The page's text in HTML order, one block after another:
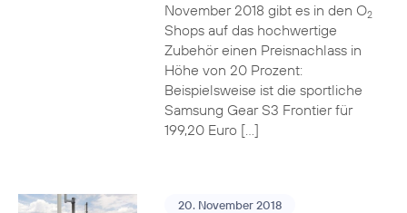
November 2018 gibt es in den O2
Shops auf das hochwertige
Zubehör einen Preisnachlass in
Höhe von 20 Prozent:
Beispielsweise ist die sportliche
Samsung Gear S3 Frontier für
199,20 Euro […]
20. November 2018